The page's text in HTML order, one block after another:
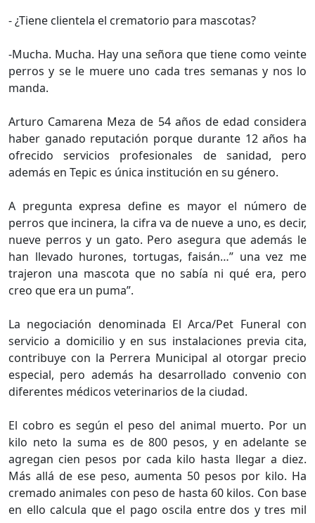
- ¿Tiene clientela el crematorio para mascotas?
-Mucha. Mucha. Hay una señora que tiene como veinte
perros y se le muere uno cada tres semanas y nos lo
manda.
Arturo Camarena Meza de 54 años de edad considera
haber ganado reputación porque durante 12 años ha
ofrecido servicios profesionales de sanidad, pero
además en Tepic es única institución en su género.
A pregunta expresa define es mayor el número de
perros que incinera, la cifra va de nueve a uno, es decir,
nueve perros y un gato. Pero asegura que además le
han llevado hurones, tortugas, faisán…” una vez me
trajeron una mascota que no sabía ni qué era, pero
creo que era un puma”.
La negociación denominada El Arca/Pet Funeral con
servicio a domicilio y en sus instalaciones previa cita,
contribuye con la Perrera Municipal al otorgar precio
especial, pero además ha desarrollado convenio con
diferentes médicos veterinarios de la ciudad.
El cobro es según el peso del animal muerto. Por un
kilo neto la suma es de 800 pesos, y en adelante se
agregan cien pesos por cada kilo hasta llegar a diez.
Más allá de ese peso, aumenta 50 pesos por kilo. Ha
cremado animales con peso de hasta 60 kilos. Con base
en ello calcula que el pago oscila entre dos y tres mil